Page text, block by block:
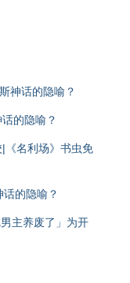
神话的隐喻？
的隐喻？
《名利场》书虫免
的隐喻？
主养废了」为开